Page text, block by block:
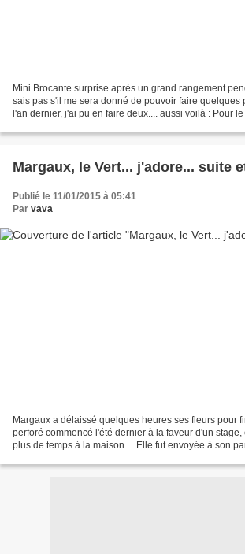
Mini Brocante surprise après un grand rangement
sais pas s'il me sera donné de pouvoir faire quelques
l'an dernier, j'ai pu en faire deux.... aussi voilà : Pour
Margaux, le Vert... j'adore... suite
Publié le 11/01/2015 à 05:41
Par vava
Margaux a délaissé quelques heures ses fleurs pour
perforé commencé l'été dernier à la faveur d'un
plus de temps à la maison.... Elle fut envoyée à son